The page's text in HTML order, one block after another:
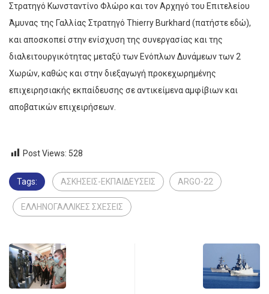
Στρατηγό Κωνσταντίνο Φλώρο και τον Αρχηγό του Επιτελείου
Άμυνας της Γαλλίας Στρατηγό Thierry Burkhard (πατήστε εδώ),
και αποσκοπεί στην ενίσχυση της συνεργασίας και της
διαλειτουργικότητας μεταξύ των Ενόπλων Δυνάμεων των 2
Χωρών, καθώς και στην διεξαγωγή προκεχωρημένης
επιχειρησιακής εκπαίδευσης σε αντικείμενα αμφίβιων και
αποβατικών επιχειρήσεων.
Post Views: 528
Tags: ΑΣΚΗΣΕΙΣ-ΕΚΠΑΙΔΕΥΣΕΙΣ ARGO-22
ΕΛΛΗΝΟΓΑΛΛΙΚΕΣ ΣΧΕΣΕΙΣ